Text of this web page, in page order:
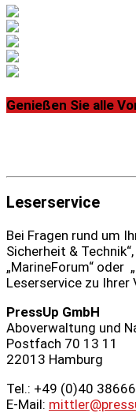
Genießen Sie alle
Leserservice
Bei Fragen rund um
Sicherheit &
„MarineForum“ oder
Leserservice zu Ihrer
PressUp GmbH
Aboverwaltung und
Postfach 70 13 11
22013 Hamburg
Tel.: +49 (0)40
E-Mail: